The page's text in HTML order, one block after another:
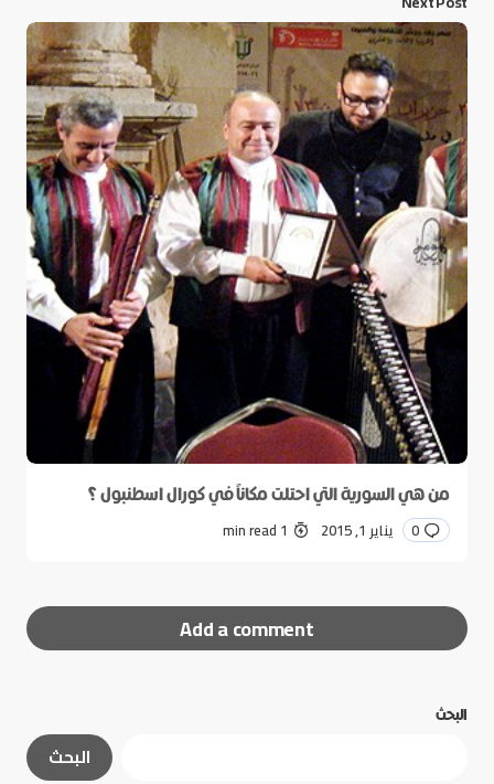
من هي السورية التي احتلت مكاناً في كورال اسطنبول ؟
0 يناير 1, 2015 1 min read
Add a comment
الحقول الإلزامية
البحث
البحث